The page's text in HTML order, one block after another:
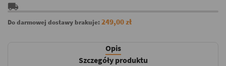
local_shipping
Do darmowej dostawy brakuje:249,00 zł
Opis
Szczegóły produktu